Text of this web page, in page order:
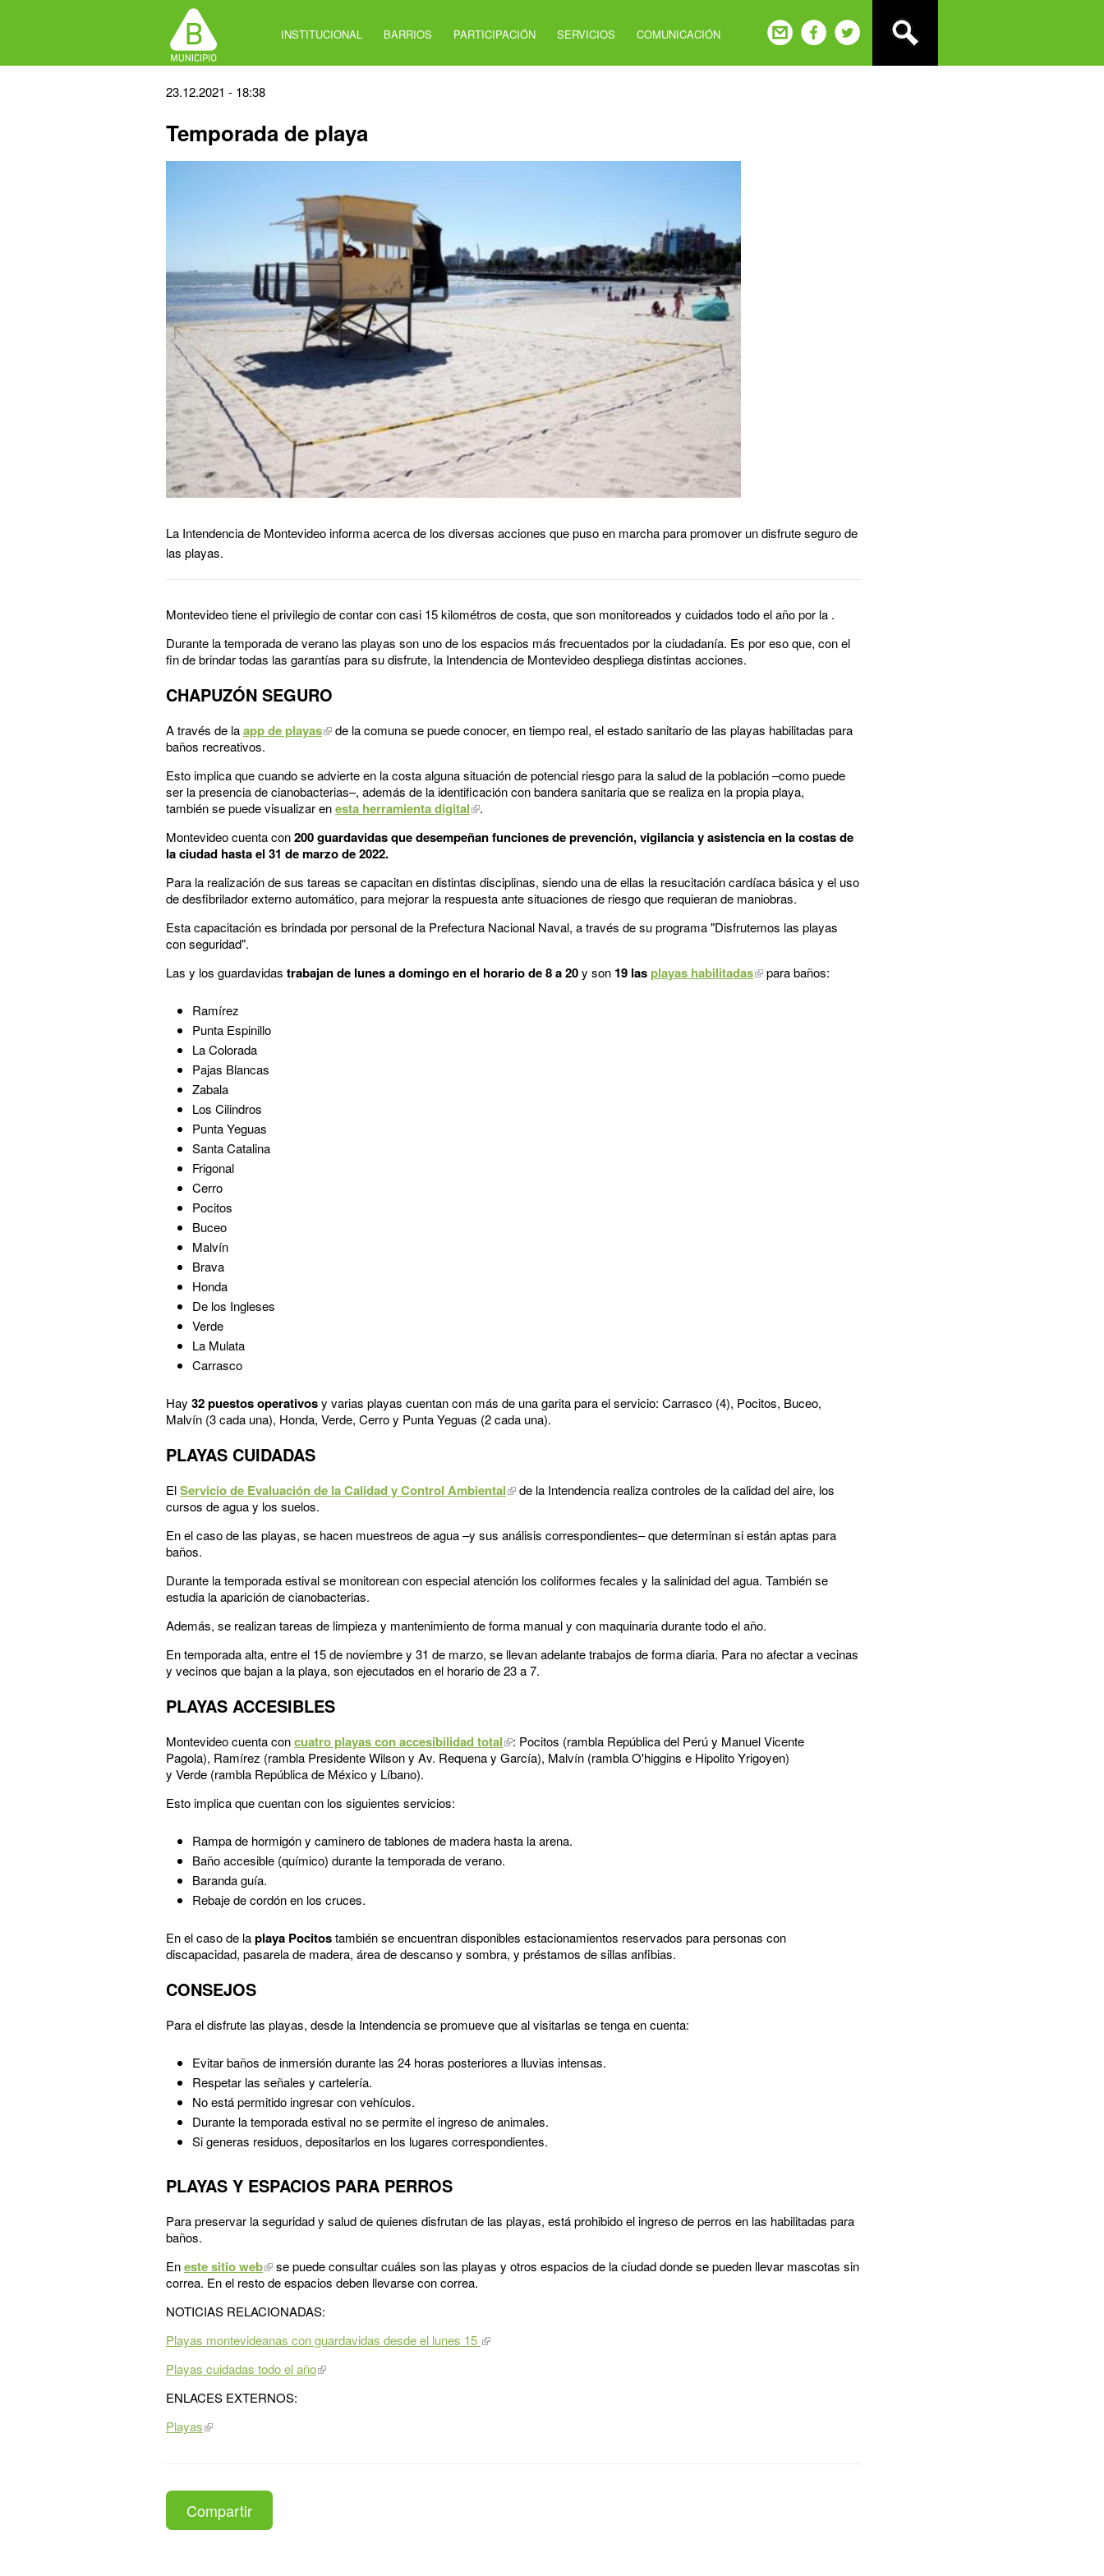
INSTITUCIONAL BARRIOS PARTICIPACIÓN SERVICIOS COMUNICACIÓN
Back
top
23.12.2021 - 18:38
Temporada de playa
La Intendencia de Montevideo informa acerca de los diversas acciones que puso en marcha para promover un disfrute seguro de
las playas.
Montevideo tiene el privilegio de contar con casi 15 kilométros de costa, que son monitoreados y cuidados todo el año por la .
Durante la temporada de verano las playas son uno de los espacios más frecuentados por la ciudadanía. Es por eso que, con el
fin de brindar todas las garantías para su disfrute, la Intendencia de Montevideo despliega distintas acciones.
CHAPUZÓN SEGURO
A través de laapp de playas
de la comuna se puede conocer, en tiempo real, el estado sanitario de las playas habilitadas para
baños recreativos.
Esto implica que cuando se advierte en la costa alguna situación de potencial riesgo para la salud de la población –como puede
ser la presencia de cianobacterias–, además de la identificación con bandera sanitaria que se realiza en la propia playa,
también se puede visualizar enesta herramienta digital
.
Montevideo cuenta con200 guardavidas que desempeñan funciones de prevención, vigilancia y asistencia en la costas de
la ciudad hasta el 31 de marzo de 2022.
Para la realización de sus tareas se capacitan en distintas disciplinas, siendo una de ellas la resucitación cardíaca básica y el uso
de desfibrilador externo automático, para mejorar la respuesta ante situaciones de riesgo que requieran de maniobras.
Esta capacitación es brindada por personal de la Prefectura Nacional Naval, a través de su programa "Disfrutemos las playas
con seguridad".
Las y los guardavidas trabajan de lunes a domingo en el horario de 8 a 20y son 19 lasplayas habilitadas para baños:
Ramírez
Punta Espinillo
La Colorada
Pajas Blancas
Zabala
Los Cilindros
Punta Yeguas
Santa Catalina
Frigonal
Cerro
Pocitos
Buceo
Malvín
Brava
Honda
De los Ingleses
Verde
La Mulata
Carrasco
Hay 32 puestos operativosy varias playas cuentan con más de una garita para el servicio: Carrasco (4), Pocitos, Buceo,
Malvín (3 cada una), Honda, Verde, Cerro y Punta Yeguas (2 cada una).
PLAYAS CUIDADAS
ElServicio de Evaluación de la Calidad y Control Ambiental
de la Intendencia realiza controles de la calidad del aire, los
cursos de agua y los suelos.
En el caso de las playas, se hacen muestreos de agua –y sus análisis correspondientes– que determinan si están aptas para
baños.
Durante la temporada estival se monitorean con especial atención los coliformes fecales y la salinidad del agua. También se
estudia la aparición de cianobacterias.
Además, se realizan tareas de limpieza y mantenimiento de forma manual y con maquinaria durante todo el año.
En temporada alta, entre el 15 de noviembre y 31 de marzo, se llevan adelante trabajos de forma diaria. Para no afectar a vecinas
y vecinos que bajan a la playa, son ejecutados en el horario de 23 a 7.
PLAYAS ACCESIBLES
Montevideo cuenta concuatro playas con accesibilidad total
: Pocitos (rambla República del Perú y Manuel Vicente
Pagola), Ramírez (rambla Presidente Wilson y Av. Requena y García), Malvín (rambla O'higgins e Hipolito Yrigoyen)
y Verde (rambla República de México y Líbano).
Esto implica que cuentan con los siguientes servicios:
Rampa de hormigón y caminero de tablones de madera hasta la arena.
Baño accesible (químico) durante la temporada de verano.
Baranda guía.
Rebaje de cordón en los cruces.
En el caso de laplaya Pocitostambién se encuentran disponibles estacionamientos reservados para personas con
discapacidad, pasarela de madera, área de descanso y sombra, y préstamos de sillas anfibias.
CONSEJOS
Para el disfrute las playas, desde la Intendencia se promueve que al visitarlas se tenga en cuenta:
Evitar baños de inmersión durante las 24 horas posteriores a lluvias intensas.
Respetar las señales y cartelería.
No está permitido ingresar con vehículos.
Durante la temporada estival no se permite el ingreso de animales.
Si generas residuos, depositarlos en los lugares correspondientes.
PLAYAS Y ESPACIOS PARA PERROS
Para preservar la seguridad y salud de quienes disfrutan de las playas, está prohibido el ingreso de perros en las habilitadas para
baños.
Eneste sitio web
se puede consultar cuáles son las playas y otros espacios de la ciudad donde se pueden llevar mascotas sin
correa. En el resto de espacios deben llevarse con correa.
NOTICIAS RELACIONADAS:
Playas montevideanas con guardavidas desde el lunes 15
Playas cuidadas todo el año
ENLACES EXTERNOS:
Playas
Compartir